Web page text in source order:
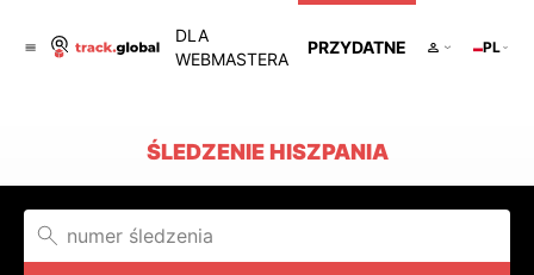
DLA
WEBMASTERA
PRZYDATNE PL
ŚLEDZENIE HISZPANIA